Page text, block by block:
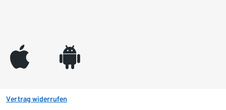
appleinc android
Vertrag widerrufen